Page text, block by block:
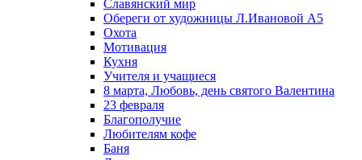
Славянский мир
Обереги от художницы Л.Ивановой А5
Охота
Мотивация
Кухня
Учителя и учащиеся
8 марта, Любовь, день святого Валентина
23 февраля
Благополучие
Любителям кофе
Баня